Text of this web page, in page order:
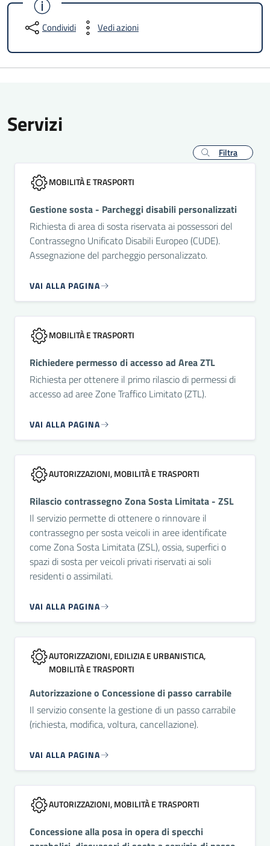
Condividi Vedi azioni
Servizi
Filtra
MOBILITÀ E TRASPORTI
Gestione sosta - Parcheggi disabili personalizzati
Richiesta di area di sosta riservata ai possessori del
Contrassegno Unificato Disabili Europeo (CUDE).
Assegnazione del parcheggio personalizzato.
VAI ALLA PAGINA
MOBILITÀ E TRASPORTI
Richiedere permesso di accesso ad Area ZTL
Richiesta per ottenere il primo rilascio di permessi di
accesso ad aree Zone Traffico Limitato (ZTL).
VAI ALLA PAGINA
AUTORIZZAZIONI, MOBILITÀ E TRASPORTI
Rilascio contrassegno Zona Sosta Limitata - ZSL
Il servizio permette di ottenere o rinnovare il
contrassegno per sosta veicoli in aree identificate
come Zona Sosta Limitata (ZSL), ossia, superfici o
spazi di sosta per veicoli privati riservati ai soli
residenti o assimilati.
VAI ALLA PAGINA
AUTORIZZAZIONI, EDILIZIA E URBANISTICA,
MOBILITÀ E TRASPORTI
Autorizzazione o Concessione di passo carrabile
Il servizio consente la gestione di un passo carrabile
(richiesta, modifica, voltura, cancellazione).
VAI ALLA PAGINA
AUTORIZZAZIONI, MOBILITÀ E TRASPORTI
Concessione alla posa in opera di specchi